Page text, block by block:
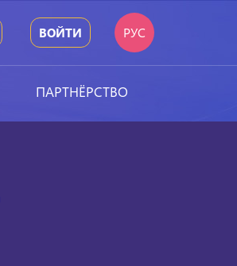
ВОЙТИ РУС
ПАРТНЁРСТВО